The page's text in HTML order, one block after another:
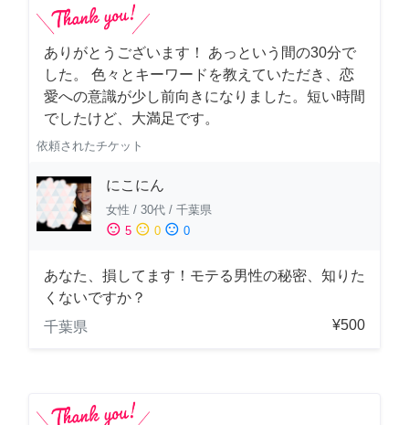
ありがとうございます！ あっという間の30分で
した。 色々とキーワードを教えていただき、恋
愛への意識が少し前向きになりました。短い時間
でしたけど、大満足です。
依頼されたチケット
にこにん
女性 / 30代 / 千葉県
sentiment_satisfied 5 sentiment_neutral 0 sentiment_dissatisfied 0
あなた、損してます！モテる男性の秘密、知りた
くないですか？
千葉県
¥500